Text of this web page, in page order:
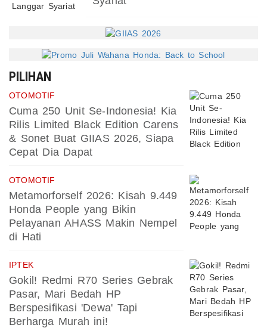
PILIHAN
OTOMOTIF
Cuma 250 Unit Se-Indonesia! Kia
Rilis Limited Black Edition Carens
& Sonet Buat GIIAS 2026, Siapa
Cepat Dia Dapat
OTOMOTIF
Metamorforself 2026: Kisah 9.449
Honda People yang Bikin
Pelayanan AHASS Makin Nempel
di Hati
IPTEK
Gokil! Redmi R70 Series Gebrak
Pasar, Mari Bedah HP
Berspesifikasi 'Dewa' Tapi
Berharga Murah ini!